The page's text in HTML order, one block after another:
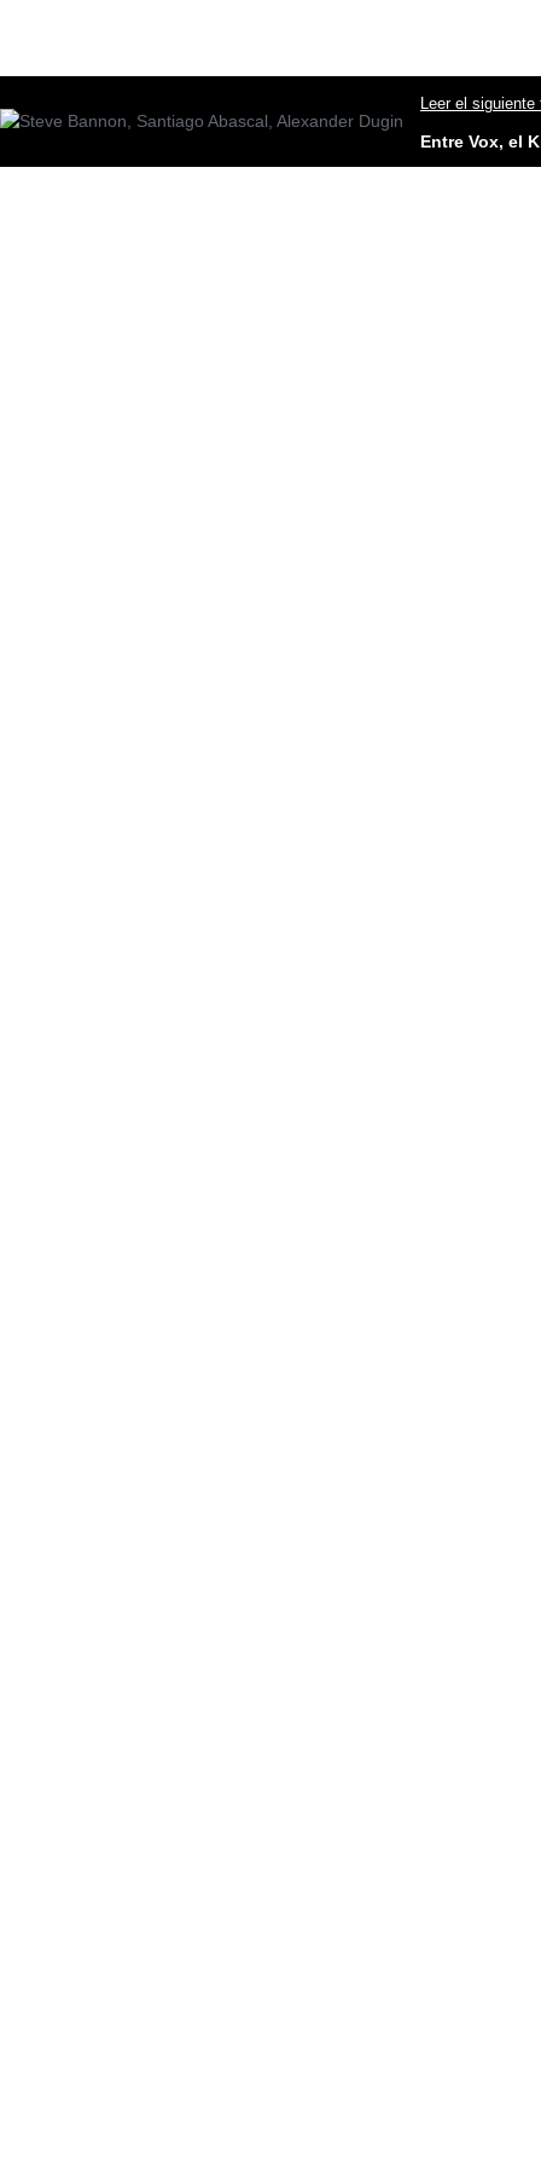
Leer el siguiente
Entre Vox, el